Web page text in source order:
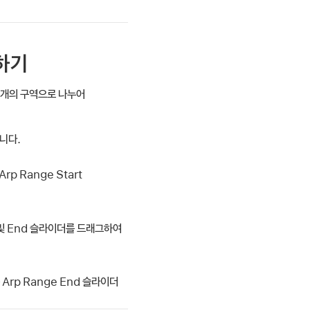
기
구역으로 나누어
다.
. Arp Range Start
End 슬라이더를 드래그하여
Arp Range End 슬라이더